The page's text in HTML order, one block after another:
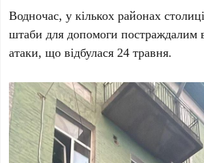
Водночас, у кількох районах
штаби для допомоги постраждалим
атаки, що відбулася24 травня.